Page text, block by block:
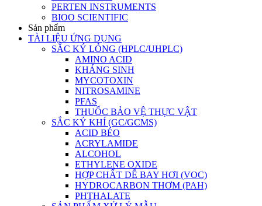
PERTEN INSTRUMENTS
BIOO SCIENTIFIC
Sản phẩm
TÀI LIỆU ỨNG DỤNG
SẮC KÝ LỎNG (HPLC/UHPLC)
AMINO ACID
KHÁNG SINH
MYCOTOXIN
NITROSAMINE
PFAS
THUỐC BẢO VỆ THỰC VẬT
SẮC KÝ KHÍ (GC/GCMS)
ACID BÉO
ACRYLAMIDE
ALCOHOL
ETHYLENE OXIDE
HỢP CHẤT DỄ BAY HƠI (VOC)
HYDROCARBON THƠM (PAH)
PHTHALATE